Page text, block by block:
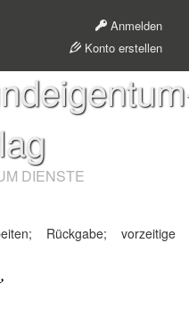
Anmelden
Konto erstellen
DIENSTE
Rückgabe; vorzeitige